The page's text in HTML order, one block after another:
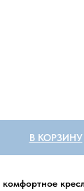
В КОРЗИНУ